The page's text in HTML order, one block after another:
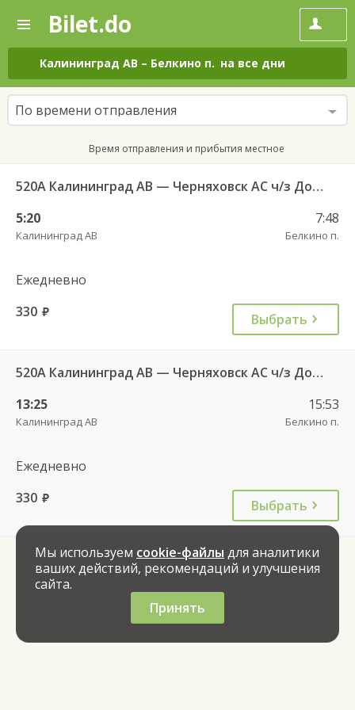
—
Поиск
и
покупка
билетов
на
автобус
онлайн
Bilet.do
Калининград АВ – Белкино п. на все дни
По времени отправления
Время отправления и прибытия местное
520А Калининград АВ — Черняховск АС ч/з Домново п., Правдинск КДП
5:20
Калининград АВ
7:48
Белкино п.
Ежедневно
330 руб. Выбрать
520А Калининград АВ — Черняховск АС ч/з Домново п., Правдинск КДП
13:25
Калининград АВ
15:53
Белкино п.
Ежедневно
330 руб. Выбрать
Мы используем cookie-файлы для аналитики
ваших действий, рекомендаций и улучшения
сайта.
Принять